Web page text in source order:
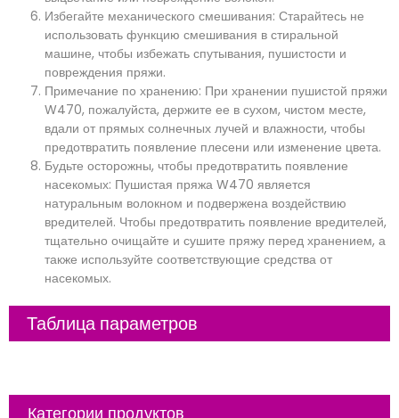
Избегайте механического смешивания: Старайтесь не
использовать функцию смешивания в стиральной
машине, чтобы избежать спутывания, пушистости и
повреждения пряжи.
Примечание по хранению: При хранении пушистой пряжи
W470, пожалуйста, держите ее в сухом, чистом месте,
вдали от прямых солнечных лучей и влажности, чтобы
предотвратить появление плесени или изменение цвета.
Будьте осторожны, чтобы предотвратить появление
насекомых: Пушистая пряжа W470 является
натуральным волокном и подвержена воздействию
вредителей. Чтобы предотвратить появление вредителей,
тщательно очищайте и сушите пряжу перед хранением, а
также используйте соответствующие средства от
насекомых.
Таблица параметров
Категории продуктов